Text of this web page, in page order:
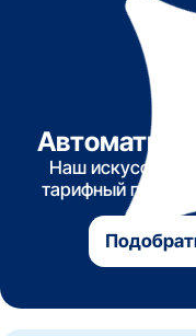
Наш
тарифный план